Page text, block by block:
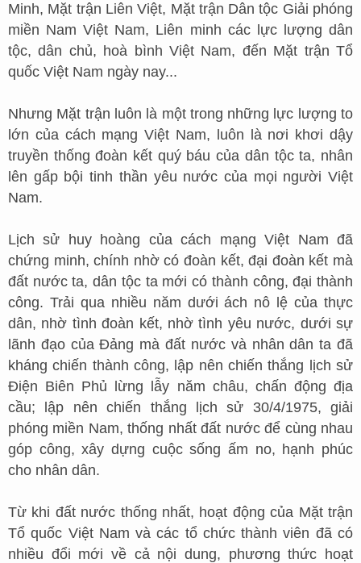
Minh, Mặt trận Liên Việt, Mặt trận Dân tộc Giải phóng
miền Nam Việt Nam, Liên minh các lực lượng dân
tộc, dân chủ, hoà bình Việt Nam, đến Mặt trận Tổ
quốc Việt Nam ngày nay...
Nhưng Mặt trận luôn là một trong những lực lượng to
lớn của cách mạng Việt Nam, luôn là nơi khơi dậy
truyền thống đoàn kết quý báu của dân tộc ta, nhân
lên gấp bội tinh thần yêu nước của mọi người Việt
Nam.
Lịch sử huy hoàng của cách mạng Việt Nam đã
chứng minh, chính nhờ có đoàn kết, đại đoàn kết mà
đất nước ta, dân tộc ta mới có thành công, đại thành
công. Trải qua nhiều năm dưới ách nô lệ của thực
dân, nhờ tình đoàn kết, nhờ tình yêu nước, dưới sự
lãnh đạo của Đảng mà đất nước và nhân dân ta đã
kháng chiến thành công, lập nên chiến thắng lịch sử
Điện Biên Phủ lừng lẫy năm châu, chấn động địa
cầu; lập nên chiến thắng lịch sử 30/4/1975, giải
phóng miền Nam, thống nhất đất nước để cùng nhau
góp công, xây dựng cuộc sống ấm no, hạnh phúc
cho nhân dân.
Từ khi đất nước thống nhất, hoạt động của Mặt trận
Tổ quốc Việt Nam và các tổ chức thành viên đã có
nhiều đổi mới về cả nội dung, phương thức hoạt